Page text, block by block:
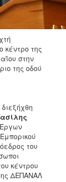
κέντρο της
στην
της οδού
του
κέντρου
ΔΕΠΑΝΑΛ